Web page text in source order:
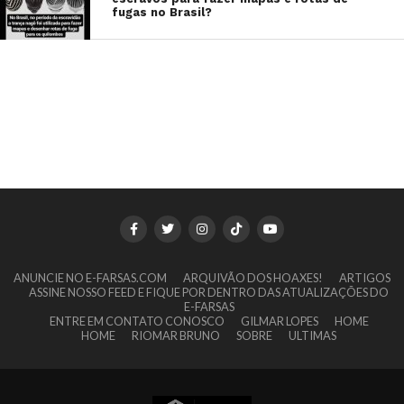
fugas no Brasil?
ANUNCIE NO E-FARSAS.COM ARQUIVÃO DOS HOAXES!
ARTIGOS
ASSINE NOSSO FEED E FIQUE POR DENTRO DAS ATUALIZAÇÕES DO
E-FARSAS
ENTRE EM CONTATO CONOSCO
GILMAR LOPES
HOME
HOME
RIOMAR BRUNO SOBRE ULTIMAS